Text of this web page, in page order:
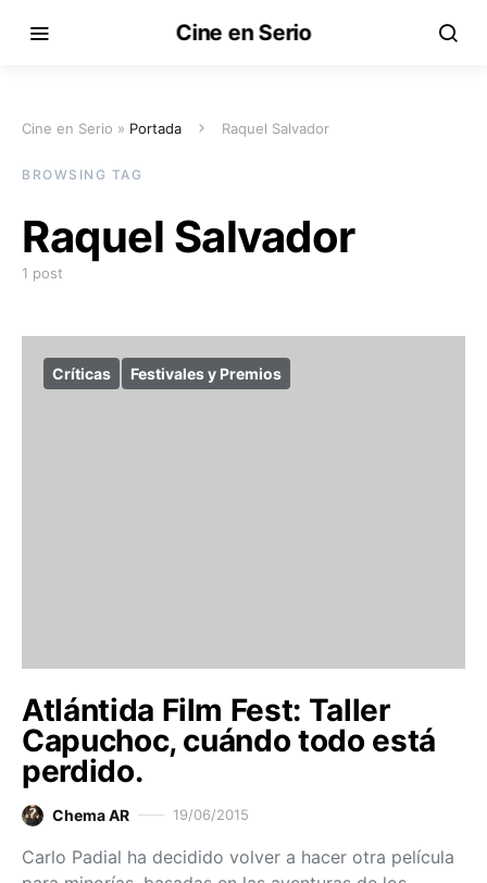
Cine en Serio
Cine en Serio » Portada Raquel Salvador
BROWSING TAG
Raquel Salvador
1 post
Críticas Festivales y Premios
Atlántida Film Fest: Taller
Capuchoc, cuándo todo está
perdido.
Chema AR 19/06/2015
Carlo Padial ha decidido volver a hacer otra película